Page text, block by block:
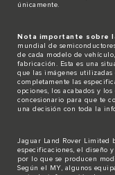
únicamente.
Nota importante sobre
mundial de
de cada modelo de
fabricación. Esta es una
que las imágenes
completamente las
opciones, los acabados y
concesionario para que te
una decisión con toda la
Jaguar Land Rover Limited
especificaciones, el diseño
por lo que se producen
Según el MY, algunos